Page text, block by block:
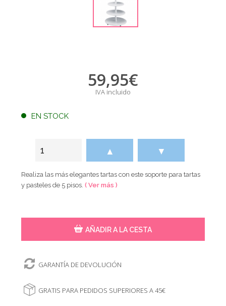
59,95€
IVA incluido
EN STOCK
▲ ▼
Realiza las más elegantes tartas con este soporte para tartas
y pasteles de 5 pisos.( Ver más )
AÑADIR A LA CESTA
GARANTÍA DE DEVOLUCIÓN
GRATIS PARA PEDIDOS SUPERIORES A 45€